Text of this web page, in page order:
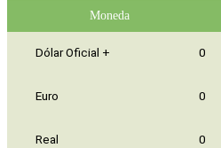
Moneda
Dólar Oficial + 0
Euro 0
Real 0